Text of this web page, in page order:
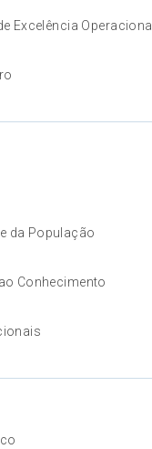
Excelência Operacional
da População
Conhecimento